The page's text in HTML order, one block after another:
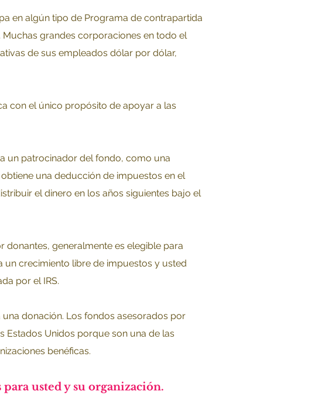
en algún tipo de Programa de contrapartida
Muchas grandes corporaciones en todo el
de sus empleados dólar por dólar,
con el único propósito de apoyar a las
un patrocinador del fondo, como una
una deducción de impuestos en el
el dinero en los años siguientes bajo el
generalmente es elegible para
un crecimiento libre de impuestos y usted
por el IRS.
donación. Los fondos asesorados por
Estados Unidos porque son una de las
benéficas.
usted y su organización.